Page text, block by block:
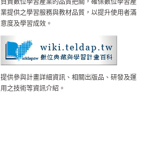
業提供之學習服務與教材品質，以提升使用者滿
意度及學習成效。
提供參與計畫詳細資訊、相關出版品、研發及運
用之技術等資訊介紹。